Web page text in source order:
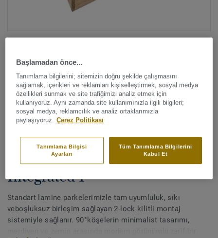
Tüm renkleri görüntüleyin (4)
Lamine parke için merdiven
burunlukları - Stair Nosing -
Integrated 1
Standart lamine parkelerimizle tam uyumluluk, sıkı
veboşluksuz birleşim sağlayan 2-lock kilitli montaj
sistemiyle sağlanır. 90°köşelerin minimalist tasarımı,
Başlamadan önce...
Tanımlama bilgilerini; sitemizin doğru şekilde çalışmasını
sağlamak, içerikleri ve reklamları kişiselleştirmek, sosyal medya
özellikleri sunmak ve site trafiğimizi analiz etmek için
kullanıyoruz. Aynı zamanda site kullanımınızla ilgili bilgileri;
sosyal medya, reklamcılık ve analiz ortaklarımızla
paylaşıyoruz. Çerez Politikası
Tüm Tanımlama Bilgilerini
Kabul Et
Tanımlama Bilgisi
Ayarları